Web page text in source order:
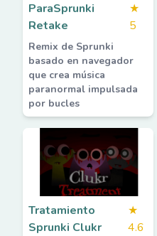
ParaSprunki
Retake
★
5
Remix de Sprunki
basado en navegador
que crea música
paranormal impulsada
por bucles
Tratamiento
Sprunki Clukr
★
4.6